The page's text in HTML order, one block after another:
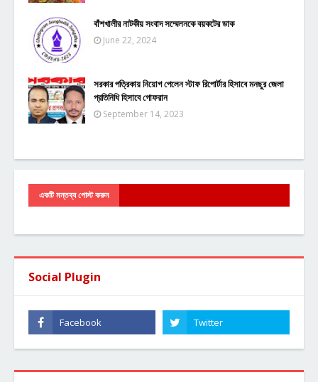
বাঁশখালীর নাটকীয় সংবাদ সম্মেলনকে বয়কটের ডাক
June 22, 2024
সরকার পত্রিকায় নিয়োগ পেলেন স্টাফ রিপোর্টার হিসাবে মনছুর জেলা
প্রতিনিধি হিসাবে গোফরান
September 14, 2023
একটি মন্তব্য পোস্ট করুন
Social Plugin